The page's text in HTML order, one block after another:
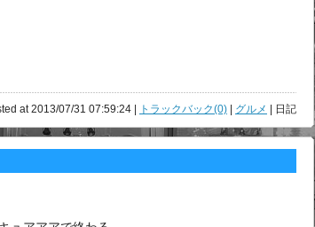
at 2013/07/31 07:59:24 | トラックバック(0) グルメ | 日記